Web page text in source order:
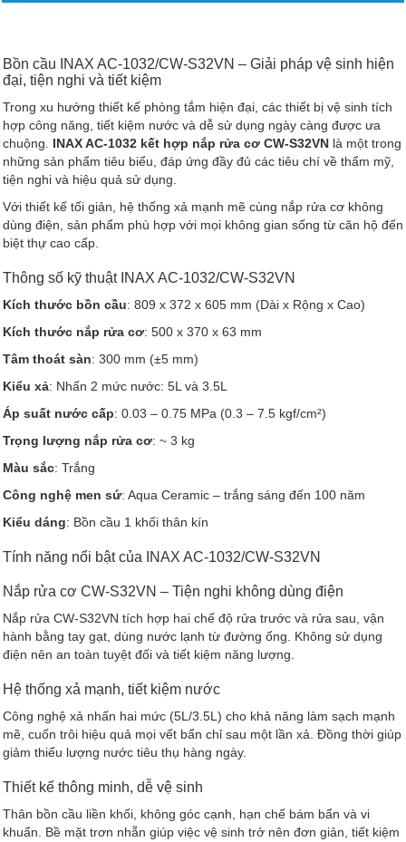
Bồn cầu INAX AC-1032/CW-S32VN – Giải pháp vệ sinh hiện
đại, tiện nghi và tiết kiệm
Trong xu hướng thiết kế phòng tắm hiện đại, các thiết bị vệ sinh tích
hợp công năng, tiết kiệm nước và dễ sử dụng ngày càng được ưa
chuộng. INAX AC-1032 kết hợp nắp rửa cơ CW-S32VN là một trong
những sản phẩm tiêu biểu, đáp ứng đầy đủ các tiêu chí về thẩm mỹ,
tiện nghi và hiệu quả sử dụng.
Với thiết kế tối giản, hệ thống xả mạnh mẽ cùng nắp rửa cơ không
dùng điện, sản phẩm phù hợp với mọi không gian sống từ căn hộ đến
biệt thự cao cấp.
Thông số kỹ thuật INAX AC-1032/CW-S32VN
Kích thước bồn cầu: 809 x 372 x 605 mm (Dài x Rộng x Cao)
Kích thước nắp rửa cơ: 500 x 370 x 63 mm
Tâm thoát sàn: 300 mm (±5 mm)
Kiểu xả: Nhấn 2 mức nước: 5L và 3.5L
Áp suất nước cấp: 0.03 – 0.75 MPa (0.3 – 7.5 kgf/cm²)
Trọng lượng nắp rửa cơ: ~ 3 kg
Màu sắc: Trắng
Công nghệ men sứ: Aqua Ceramic – trắng sáng đến 100 năm
Kiểu dáng: Bồn cầu 1 khối thân kín
Tính năng nổi bật của INAX AC-1032/CW-S32VN
Nắp rửa cơ CW-S32VN – Tiện nghi không dùng điện
Nắp rửa CW-S32VN tích hợp hai chế độ rửa trước và rửa sau, vận
hành bằng tay gạt, dùng nước lạnh từ đường ống. Không sử dụng
điện nên an toàn tuyệt đối và tiết kiệm năng lượng.
Hệ thống xả mạnh, tiết kiệm nước
Công nghệ xả nhấn hai mức (5L/3.5L) cho khả năng làm sạch mạnh
mẽ, cuốn trôi hiệu quả mọi vết bẩn chỉ sau một lần xả. Đồng thời giúp
giảm thiểu lượng nước tiêu thụ hàng ngày.
Thiết kế thông minh, dễ vệ sinh
Thân bồn cầu liền khối, không góc cạnh, hạn chế bám bẩn và vi
khuẩn. Bề mặt trơn nhẵn giúp việc vệ sinh trở nên đơn giản, tiết kiệm